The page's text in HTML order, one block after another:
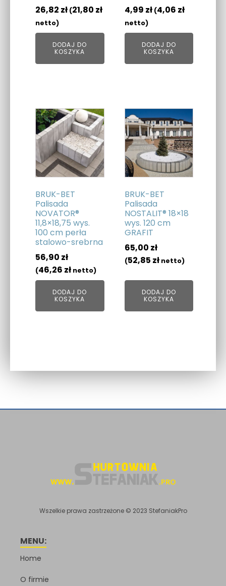
26,82 zł (21,80 zł
netto)
DODAJ DO
KOSZYKA
4,99 zł (4,06 zł
netto)
DODAJ DO
KOSZYKA
BRUK-BET
Palisada
NOVATOR®
11,8×18,75 wys.
100 cm perła
stalowo-srebrna
56,90 zł
(46,26 zł netto)
DODAJ DO
KOSZYKA
BRUK-BET
Palisada
NOSTALIT® 18×18
wys. 120 cm
GRAFIT
65,00 zł
(52,85 złnetto)
DODAJ DO
KOSZYKA
Wszelkie prawa zastrzeżone © 2023 StefaniakPro
MENU:
Home
O firmie